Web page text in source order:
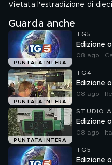
Vietata l'estradizione di
Guarda anche
PUNTATA INTERA
TG5
Edizione
08 ago |
PUNTATA INTERA
TG4
Edizione
08 ago |
PUNTATA INTERA
STUDIO
Edizione
08 ago |
TG5
Edizione